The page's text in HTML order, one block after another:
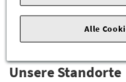
Unsere Standorte
Alle